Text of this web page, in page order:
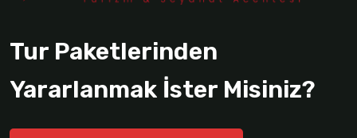
Tur Paketlerinden
Yararlanmak İster Misiniz?